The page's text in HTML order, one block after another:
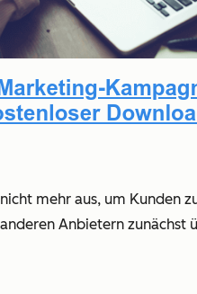
mehr aus, um Kunden
Anbietern